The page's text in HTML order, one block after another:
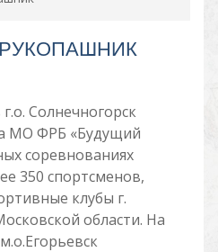
Солнечногорск
МО ФРБ «Будущий
соревнованиях
350 спортсменов,
клубы г.
области. На